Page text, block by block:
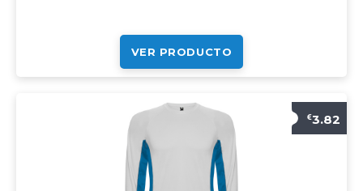
VER PRODUCTO
€3.82